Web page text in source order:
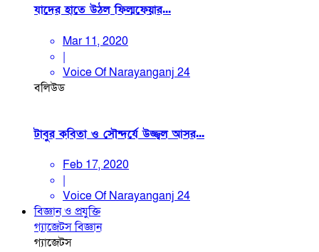
যাদের হাতে উঠল ফিল্মফেয়ার...
Mar 11, 2020
|
Voice Of Narayanganj 24
বলিউড
টাবুর কবিতা ও সৌন্দর্যে উজ্জ্বল আসর...
Feb 17, 2020
|
Voice Of Narayanganj 24
বিজ্ঞান ও প্রযুক্তি
গ্যাজেটসবিজ্ঞান
গ্যাজেটস